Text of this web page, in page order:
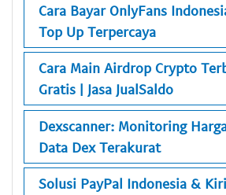
Cara Bayar OnlyFans
Top Up Terpercaya
Cara Main Airdrop Crypto
Gratis | Jasa JualSaldo
Dexscanner: Monitoring
Data Dex Terakurat
Solusi PayPal Indonesia &